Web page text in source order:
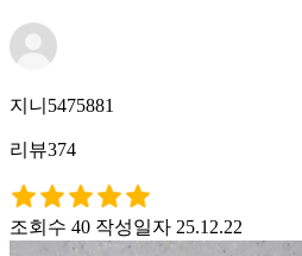
지니5475881
리뷰374
조회수 40 작성일자 25.12.22